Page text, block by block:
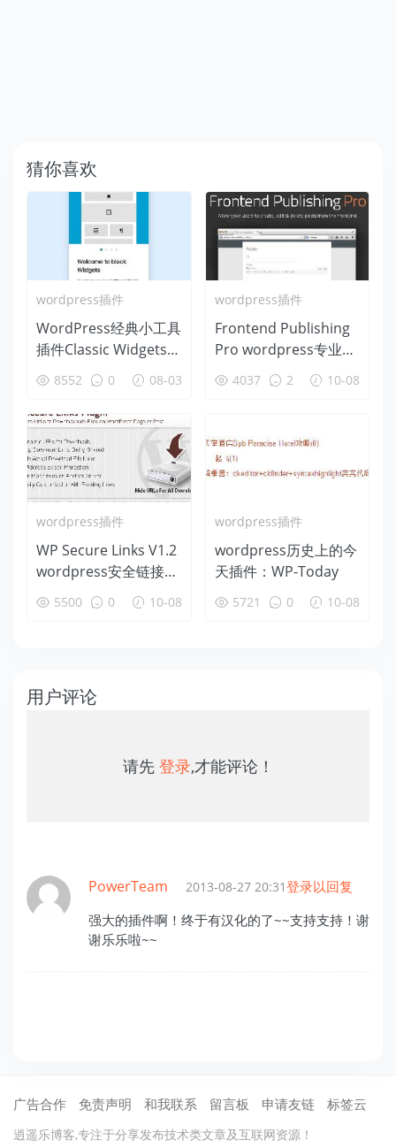
猜你喜欢
wordpress插件
WordPress经典小工具
插件Classic Widgets
恢复经典小部件
8552 0 08-03
wordpress插件
Frontend Publishing
Pro wordpress专业前
端发布插件V3.2.0免费
下载
4037 2 10-08
wordpress插件
WP Secure Links V1.2
wordpress安全链接插
件 5500 0 10-08
wordpress插件
wordpress历史上的今
天插件：WP-Today
5721 0 10-08
用户评论
请先 登录,才能评论！
PowerTeam 2013-08-27 20:31登录以回复
强大的插件啊！终于有汉化的了~~支持支持！谢
谢乐乐啦~~
广告合作 免责声明 和我联系 留言板 申请友链 标签云
逍遥乐博客,专注于分享发布技术类文章及互联网资源！